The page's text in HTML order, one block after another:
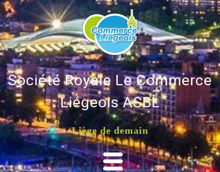
Société Royale Le Commerce
Liégeois ASBL
Liège de demain